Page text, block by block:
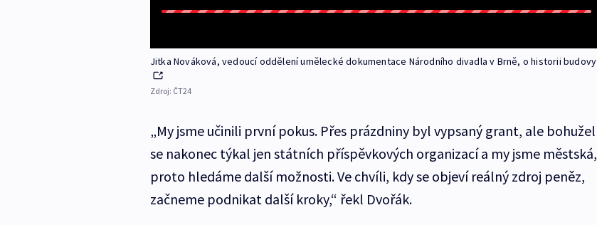
Jitka Nováková, vedoucí oddělení umělecké dokumentace Národního divadla v Brně, o historii budovy
Zdroj: ČT24
„My jsme učinili první pokus. Přes prázdniny byl vypsaný grant, ale bohužel
se nakonec týkal jen státních příspěvkových organizací a my jsme městská,
proto hledáme další možnosti. Ve chvíli, kdy se objeví reálný zdroj peněz,
začneme podnikat další kroky,“ řekl Dvořák.